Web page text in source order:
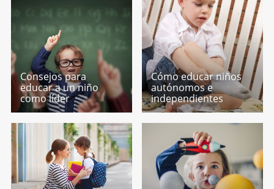
Consejos para
educar a un niño
como líder
Cómo educar niños
autónomos e
independientes